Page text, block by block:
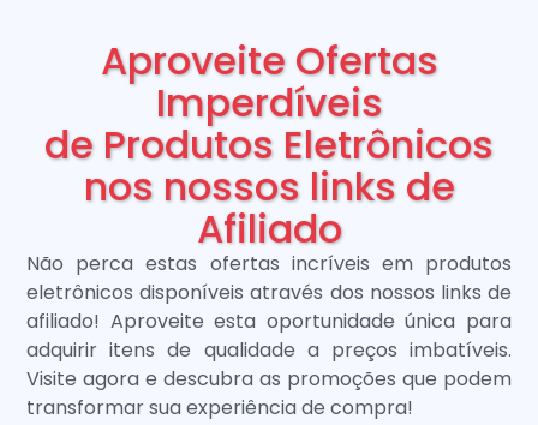
Aproveite Ofertas
Imperdíveis
de Produtos Eletrônicos
nos nossos links de
Afiliado
Não perca estas ofertas incríveis em produtos
eletrônicos disponíveis através dos nossos links de
afiliado! Aproveite esta oportunidade única para
adquirir itens de qualidade a preços imbatíveis.
Visite agora e descubra as promoções que podem
transformar sua experiência de compra!